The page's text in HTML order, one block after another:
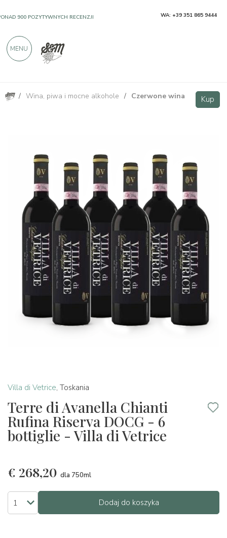
/ Wina, piwa i mocne alkohole / Czerwone wina Kup
Villa di Vetrice, Toskania
Terre di Avanella Chianti
Rufina Riserva DOCG - 6
bottiglie - Villa di Vetrice
€ 268,20 dla 750ml
Dodaj do koszyka
Terre di Avanella Chianti Rufina Riserva DOCG - 6 bottiglie - Villa di Vetrice VIP Kup
900 POZYTYWNYCH RECENZJI WA: +39 351 865 9444
MENU